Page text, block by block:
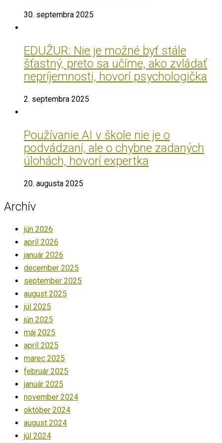
30. septembra 2025
EDUŽUR: Nie je možné byť stále
šťastný, preto sa učíme, ako zvládať
nepríjemnosti, hovorí psychologička
2. septembra 2025
Používanie AI v škole nie je o
podvádzaní, ale o chybne zadaných
úlohách, hovorí expertka
20. augusta 2025
Archív
jún 2026
apríl 2026
január 2026
december 2025
september 2025
august 2025
júl 2025
jún 2025
máj 2025
apríl 2025
marec 2025
február 2025
január 2025
november 2024
október 2024
august 2024
júl 2024